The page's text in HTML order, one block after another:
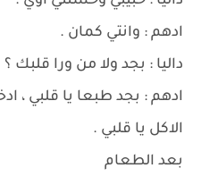
ادهم : وانتي كمان .
داليا : بجد ولا من ورا قلبك ؟
ادهم : بجد طبعا يا قلبي ،
الاكل يا قلبي .
بعد الطعام